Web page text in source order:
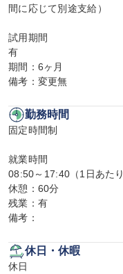
間に応じて別途支給）
試用期間
有
期間：6ヶ月
備考：変更無
勤務時間
固定時間制
就業時間
08:50～17:40（1日あた
休憩：60分
残業：有
備考：
休日・休暇
休日